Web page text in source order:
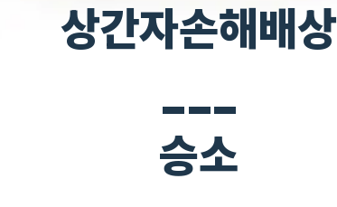
상간자손해배상
___
승소